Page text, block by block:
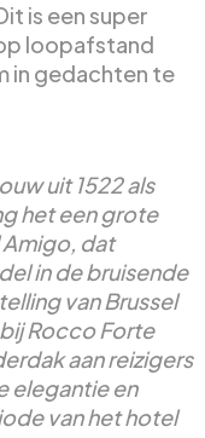
is een super
loopafstand
in gedachten te
uit 1522 als
het een grote
dat
in de bruisende
van Brussel
Rocco Forte
aan reizigers
elegantie en
van het hotel